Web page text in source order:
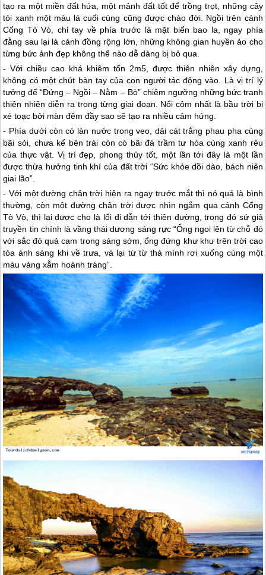
tạo ra một miền đất hứa, một mảnh đất tốt để trồng trọt, những cây
tỏi xanh một màu lá cuối cùng cũng được chào đời. Ngồi trên cánh
Cổng Tò Vò, chỉ tay về phía trước là mặt biển bao la, ngay phía
đằng sau lại là cánh đồng rộng lớn, những không gian huyền ảo cho
từng bức ảnh đẹp không thể nào dễ dàng bị bỏ qua.
- Với chiều cao khá khiêm tốn 2m5, được thiên nhiên xây dựng,
không có một chút bàn tay của con người tác động vào. Là vị trí lý
tưởng để “Đứng – Ngồi – Nằm – Bò” chiêm ngưỡng những bức tranh
thiên nhiên diễn ra trong từng giai đoạn. Nổi cộm nhất là bầu trời bị
xé toạc bởi màn đêm đầy sao sẽ tạo ra nhiều cảm hứng.
- Phía dưới còn có làn nước trong veo, dải cát trắng phau pha cùng
bãi sỏi, chưa kể bên trái còn có bãi đá trầm tư hòa cùng xanh rêu
của thực vật. Vị trí đẹp, phong thủy tốt, một lần tới đây là một lần
được thừa hưởng tinh khí của đất trời “Sức khỏe dồi dào, bách niên
giai lão”.
- Với một đường chân trời hiện ra ngay trước mắt thì nó quá là bình
thường, còn một đường chân trời được nhìn ngắm qua cánh Cổng
Tò Vò, thì lại được cho là lối đi dẫn tới thiên đường, trong đó sứ giả
truyền tin chính là vầng thái dương sáng rực “Ổng ngoi lên từ chỗ đó
với sắc đỏ quả cam trong sáng sớm, ổng đứng khư khư trên trời cao
tỏa ánh sáng khi về trưa, và lại từ từ thả mình rơi xuống cùng một
màu vàng xẫm hoành tráng”.